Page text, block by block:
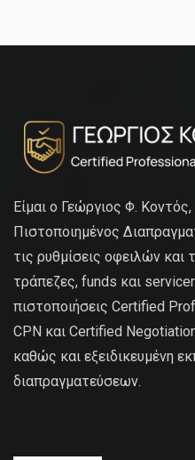
Είμαι ο Γεώργιος Φ.
Πιστοποιημένος
τις ρυθμίσεις οφειλών και
τράπεζες, funds και
πιστοποιήσεις Certified
CPN και Certified
καθώς και εξειδικευμένη
διαπραγματεύσεων.